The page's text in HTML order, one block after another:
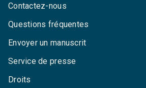
Contactez-nous
Questions fréquentes
Envoyer un manuscrit
Service de presse
Droits